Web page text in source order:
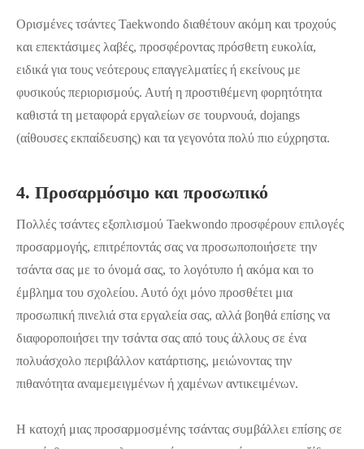
Ορισμένες τσάντες Taekwondo διαθέτουν ακόμη και τροχούς
και επεκτάσιμες λαβές, προσφέροντας πρόσθετη ευκολία,
ειδικά για τους νεότερους επαγγελματίες ή εκείνους με
φυσικούς περιορισμούς. Αυτή η προστιθέμενη φορητότητα
καθιστά τη μεταφορά εργαλείων σε τουρνουά, dojangs
(αίθουσες εκπαίδευσης) και τα γεγονότα πολύ πιο εύχρηστα.
4. Προσαρμόσιμο και προσωπικό
Πολλές τσάντες εξοπλισμού Taekwondo προσφέρουν επιλογές
προσαρμογής, επιτρέποντάς σας να προσωποποιήσετε την
τσάντα σας με το όνομά σας, το λογότυπο ή ακόμα και το
έμβλημα του σχολείου. Αυτό όχι μόνο προσθέτει μια
προσωπική πινελιά στα εργαλεία σας, αλλά βοηθά επίσης να
διαφοροποιήσει την τσάντα σας από τους άλλους σε ένα
πολυάσχολο περιβάλλον κατάρτισης, μειώνοντας την
πιθανότητα αναμεμειγμένων ή χαμένων αντικειμένων.
Η κατοχή μιας προσαρμοσμένης τσάντας συμβάλλει επίσης σε